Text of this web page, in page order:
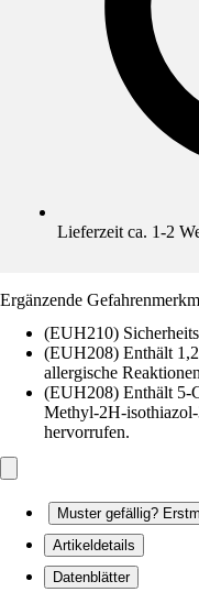
Lieferzeit ca. 1-2
Ergänzende
(EUH210)
(EUH208) Enthält
allergische
(EUH208) Enthält 5-
Methyl-2H-
hervorrufen.
Muster gefällig?
Artikeldetails
Datenblätter